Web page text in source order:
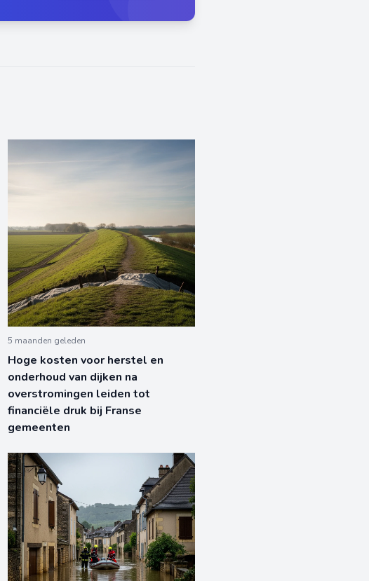
5 maanden geleden
Hoge kosten voor herstel en
onderhoud van dijken na
overstromingen leiden tot
financiële druk bij Franse
gemeenten